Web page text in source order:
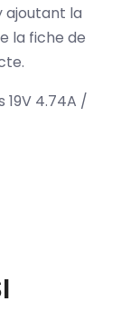
ajoutant la
la fiche de
19V 4.74A /